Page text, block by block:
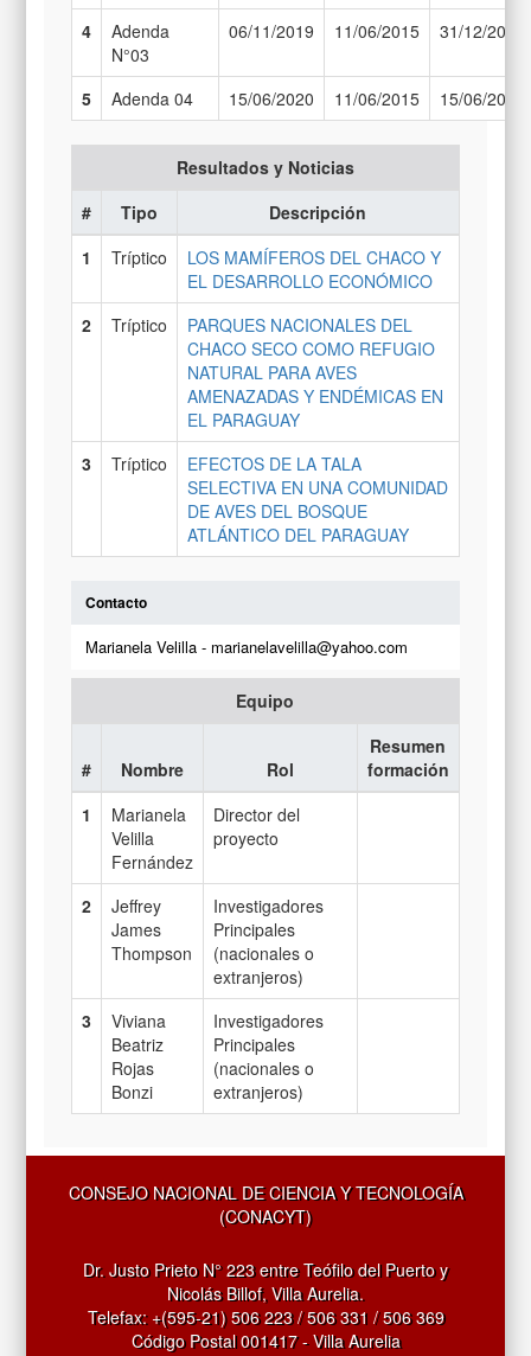
4
Adenda
N°03
06/11/2019 11/06/2015 31/12/2019
5 Adenda 04 15/06/2020 11/06/2015 15/06/2020
Resultados y Noticias
#
Tipo
Descripción
1
Tríptico
LOS MAMÍFEROS DEL CHACO Y
EL DESARROLLO ECONÓMICO
2
Tríptico
PARQUES NACIONALES DEL
CHACO SECO COMO REFUGIO
NATURAL PARA AVES
AMENAZADAS Y ENDÉMICAS EN
EL PARAGUAY
3
Tríptico
EFECTOS DE LA TALA
SELECTIVA EN UNA COMUNIDAD
DE AVES DEL BOSQUE
ATLÁNTICO DEL PARAGUAY
Contacto
Marianela Velilla - marianelavelilla@yahoo.com
Equipo
# Nombre Rol
Resumen
formación
1
Marianela
Velilla
Fernández
Director del
proyecto
2
Jeffrey
James
Thompson
Investigadores
Principales
(nacionales o
extranjeros)
3
Viviana
Beatriz
Rojas
Bonzi
Investigadores
Principales
(nacionales o
extranjeros)
CONSEJO NACIONAL DE CIENCIA Y TECNOLOGÍA
(CONACYT)
Dr. Justo Prieto N° 223 entre Teófilo del Puerto y
Nicolás Billof, Villa Aurelia.
Telefax: +(595-21) 506 223 / 506 331 / 506 369
Código Postal 001417 - Villa Aurelia